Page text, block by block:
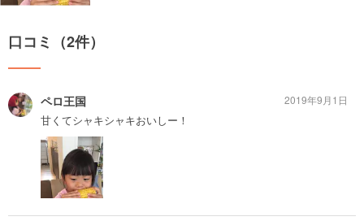
口コミ（2件）
ペロ王国
甘くてシャキシャキおいしー！
2019年9月1日